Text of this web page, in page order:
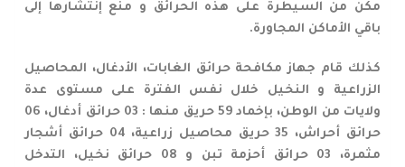
مكن من السيطرة على هذه الحرائق و منع إنتشارها إلى
باقي الأماكن المجاورة.
كذلك قام جهاز مكافحة حرائق الغابات، الأدغال، المحاصيل
الزراعية و النخيل خلال نفس الفترة على مستوى عدة
ولايات من الوطن، بإخماد 59 حريق منها : 03 حرائق أدغال، 06
حرائق أحراش، 35 حريق محاصيل زراعية، 04 حرائق أشجار
مثمرة، 03 حرائق أحزمة تبن و 08 حرائق نخيل، التدخل